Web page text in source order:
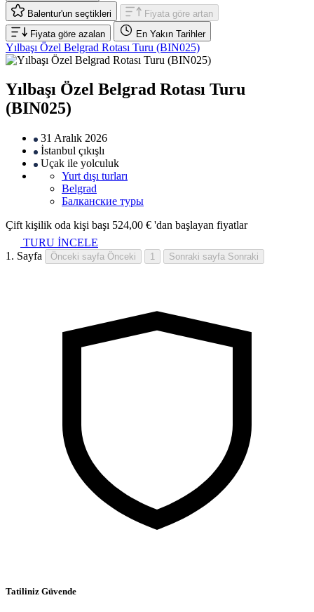
Balentur'un seçtikleri
Fiyata göre artan
Fiyata göre azalan
En Yakın Tarihler
Yılbaşı Özel Belgrad Rotası Turu (BIN025)
Yılbaşı Özel Belgrad Rotası Turu
(BIN025)
31 Aralık 2026
İstanbul çıkışlı
Uçak ile yolculuk
Yurt dışı turları
Belgrad
Балканские туры
Çift kişilik oda kişi başı 524,00 € 'dan başlayan fiyatlar
TURU İNCELE
1. Sayfa
Önceki sayfa Önceki 1 Sonraki sayfa Sonraki
Tatiliniz Güvende